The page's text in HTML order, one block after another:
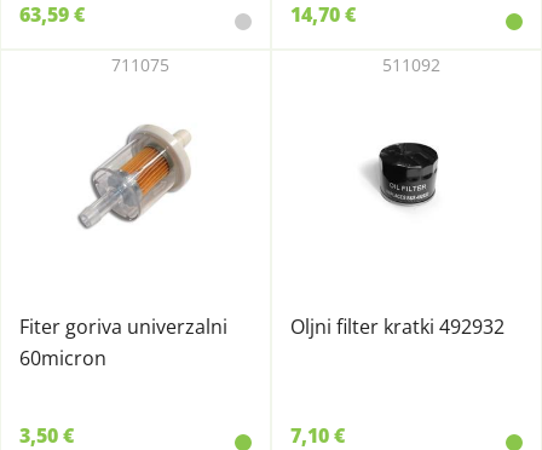
63,59 € 14,70 €
Fiter goriva univerzalni
60micron
711075
3,50 €
Oljni filter kratki 492932
511092
7,10 €